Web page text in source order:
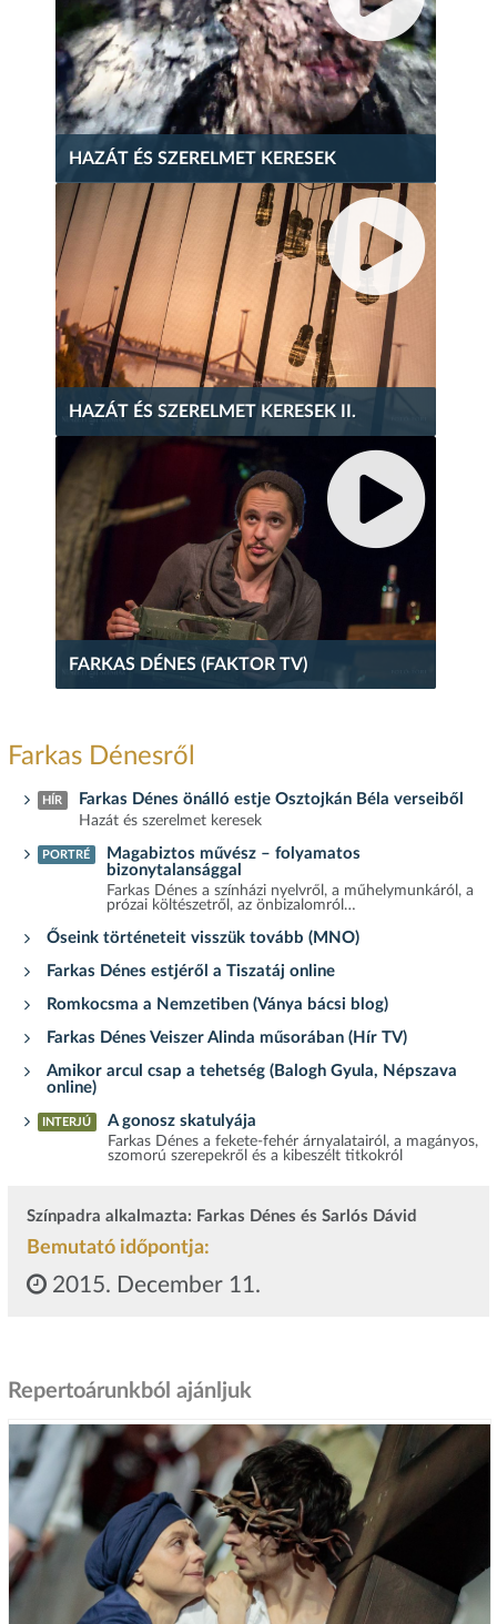
HAZÁT ÉS SZERELMET KERESEK
HAZÁT ÉS SZERELMET KERESEK II.
FARKAS DÉNES (FAKTOR TV)
Farkas Dénesről
HÍR Farkas Dénes önálló estje Osztojkán Béla verseiből
Hazát és szerelmet keresek
PORTRÉ
Magabiztos művész – folyamatos
bizonytalansággal
Farkas Dénes a színházi nyelvről, a műhelymunkáról, a
prózai költészetről, az önbizalomról…
Őseink történeteit visszük tovább (MNO)
Farkas Dénes estjéről a Tiszatáj online
Romkocsma a Nemzetiben (Ványa bácsi blog)
Farkas Dénes Veiszer Alinda műsorában (Hír TV)
Amikor arcul csap a tehetség (Balogh Gyula, Népszava
online)
INTERJÚ A gonosz skatulyája
Farkas Dénes a fekete-fehér árnyalatairól, a magányos,
szomorú szerepekről és a kibeszélt titkokról
Színpadra alkalmazta: Farkas Dénes és Sarlós Dávid
Bemutató időpontja:
2015. December 11.
Repertoárunkból ajánljuk